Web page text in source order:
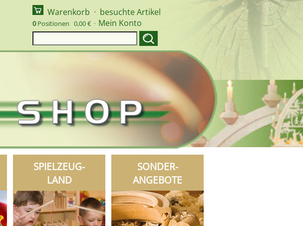
Warenkorb · besuchte Artikel
0Positionen 0,00 € · Mein Konto
SPIELZEUG-
LAND
SONDER-
ANGEBOTE